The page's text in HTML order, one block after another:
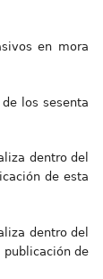
en mora
los sesenta
dentro del
de esta
dentro del
de